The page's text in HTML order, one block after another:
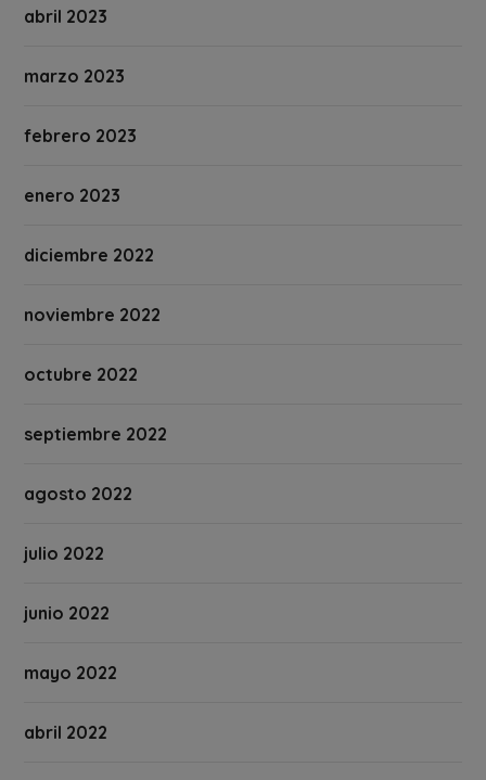
abril 2023
marzo 2023
febrero 2023
enero 2023
diciembre 2022
noviembre 2022
octubre 2022
septiembre 2022
agosto 2022
julio 2022
junio 2022
mayo 2022
abril 2022